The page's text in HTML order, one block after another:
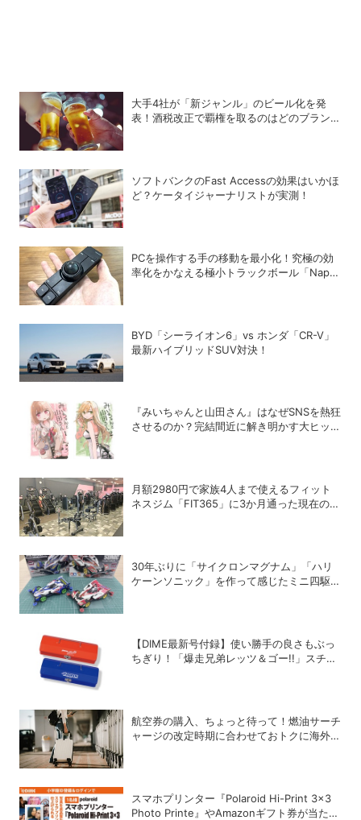
大手4社が「新ジャンル」のビール化を発
表！酒税改正で覇権を取るのはどのブランド
ソフトバンクのFast Accessの効果はいかほ
ど？ケータイジャーナリストが実測！
PCを操作する手の移動を最小化！究極の効
率化をかなえる極小トラックボール「Nape
BYD「シーライオン6」vs ホンダ「CR-V」
最新ハイブリッドSUV対決！
『みいちゃんと山田さん』はなぜSNSを熱狂
させるのか？完結間近に解き明かす大ヒット
月額2980円で家族4人まで使えるフィット
ネスジム「FIT365」に3か月通った現在のリ
30年ぶりに「サイクロンマグナム」「ハリ
ケーンソニック」を作って感じたミニ四駆の
【DIME最新号付録】使い勝手の良さもぶっ
ちぎり！「爆走兄弟レッツ＆ゴー!!」スチー
航空券の購入、ちょっと待って！燃油サーチ
ャージの改定時期に合わせておトクに海外航
スマホプリンター『Polaroid Hi-Print 3×3
Photo Printe』やAmazonギフト券が当た